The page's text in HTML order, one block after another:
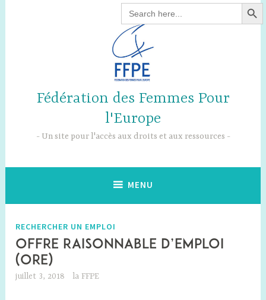
Search
for:
Fédération des Femmes Pour
l'Europe
Un site pour l'accès aux droits et aux ressources
MENU
RECHERCHER UN EMPLOI
OFFRE RAISONNABLE D’EMPLOI
(ORE)
juillet 3, 2018 la FFPE